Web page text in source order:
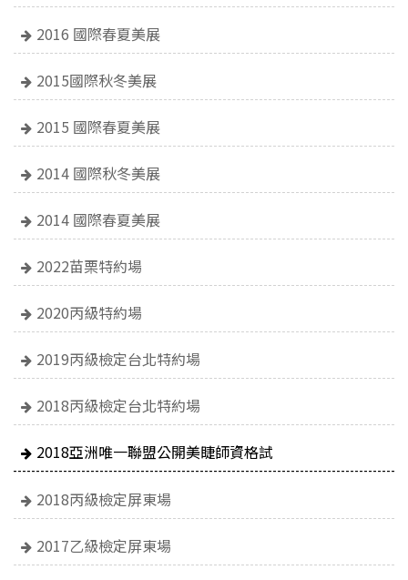
2016 國際春夏美展
2015國際秋冬美展
2015 國際春夏美展
2014 國際秋冬美展
2014 國際春夏美展
2022苗栗特約場
2020丙級特約場
2019丙級檢定台北特約場
2018丙級檢定台北特約場
2018亞洲唯一聯盟公開美睫師資格試
2018丙級檢定屏東場
2017乙級檢定屏東場